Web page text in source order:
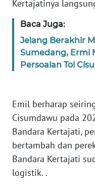
Kertajatinya
Baca Juga:
Jelang Berakhir
Sumedang, Ermi
Persoalan Tol
Emil berharap
Cisumdawu pada
Bandara Kertajati,
bertambah dan
Bandara Kertajati
logistik. .
WN
SERAMBI
WN
JAMBI
WN
NTB
WN
SULTENG